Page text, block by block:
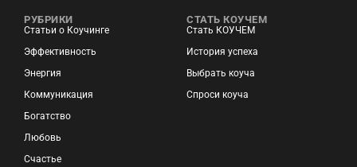
РУБРИКИ
Статьи о Коучинге
Эффективность
Энергия
Коммуникация
Богатство
Любовь
Счастье
СТАТЬ КОУЧЕМ
Стать КОУЧЕМ
История успеха
Выбрать коуча
Спроси коуча